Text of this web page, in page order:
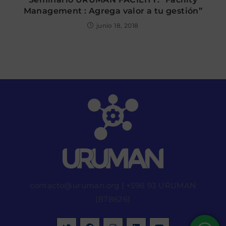
Management : Agrega valor a tu gestión”
junio 18, 2018